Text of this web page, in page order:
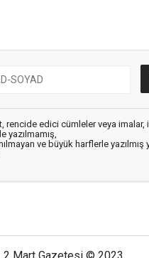
rencide edici cümleler veya imalar,
yazılmamış,
ve büyük harflerle yazılmış